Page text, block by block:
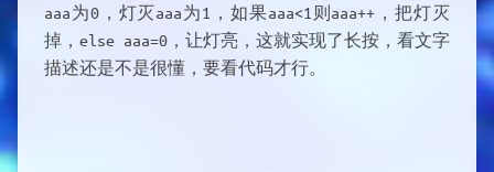
aaa为0，灯灭aaa为1，如果aaa<1则aaa++，把灯灭
掉，else aaa=0，让灯亮，这就实现了长按，看文字
描述还是不是很懂，要看代码才行。